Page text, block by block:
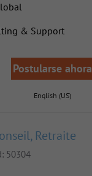
& Support
Postularse ahora
English (US)
Retraite
50304